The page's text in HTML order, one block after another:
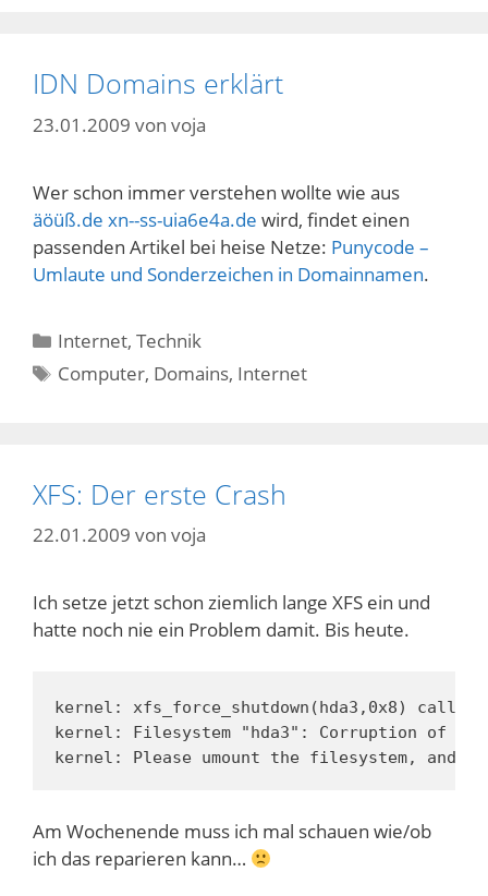
IDN Domains erklärt
23.01.2009 von voja
Wer schon immer verstehen wollte wie aus
äöüß.de xn--ss-uia6e4a.de wird, findet einen
passenden Artikel bei heise Netze: Punycode –
Umlaute und Sonderzeichen in Domainnamen.
Kategorien
Internet,Technik
Schlagwörter
Computer, Domains, Internet
XFS: Der erste Crash
22.01.2009 von voja
Ich setze jetzt schon ziemlich lange XFS ein und
hatte noch nie ein Problem damit. Bis heute.
kernel: xfs_force_shutdown(hda3,0x8)
kernel: Filesystem "hda3": Corruption of in-
kernel: Please umount the filesystem, and
Am Wochenende muss ich mal schauen wie/ob
ich das reparieren kann…